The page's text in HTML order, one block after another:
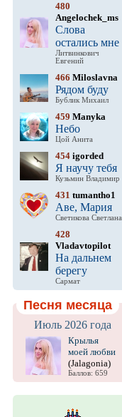
480
Angelochek_ms
Слова
остались мне
Литвинкович
Евгений
466 Miloslavna
Рядом буду
Бублик Михаил
459 Manyka
Небо
Цой Анита
454 igorded
Я научу тебя
Кузьмин Владимир
431 tumantho1
Аве, Мария
Светикова Светлана
428
Vladavtopilot
На дальнем
берегу
Сармат
Песня месяца
Июль 2026 года
Крылья
моей любви
(Jalagonia)
Баллов: 659